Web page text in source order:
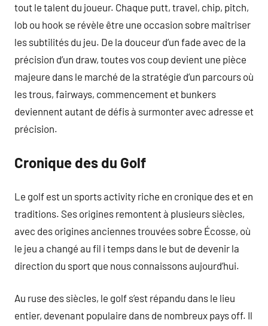
tout le talent du joueur. Chaque putt, travel, chip, pitch,
lob ou hook se révèle être une occasion sobre maîtriser
les subtilités du jeu. De la douceur d’un fade avec de la
précision d’un draw, toutes vos coup devient une pièce
majeure dans le marché de la stratégie d’un parcours où
les trous, fairways, commencement et bunkers
deviennent autant de défis à surmonter avec adresse et
précision.
Cronique des du Golf
Le golf est un sports activity riche en cronique des et en
traditions. Ses origines remontent à plusieurs siècles,
avec des origines anciennes trouvées sobre Écosse, où
le jeu a changé au fil i temps dans le but de devenir la
direction du sport que nous connaissons aujourd’hui.
Au ruse des siècles, le golf s’est répandu dans le lieu
entier, devenant populaire dans de nombreux pays off. Il